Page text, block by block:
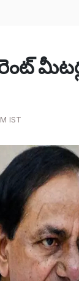
IST